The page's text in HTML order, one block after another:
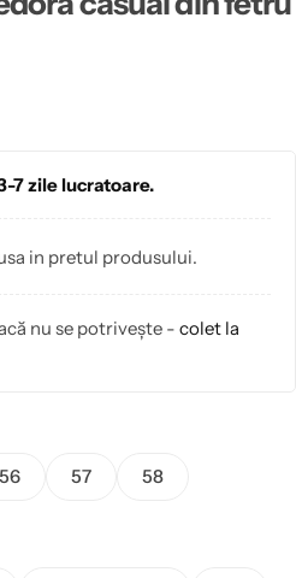
7 zile lucratoare.
in pretul produsului.
nu se potrivește - colet la
56 57 58